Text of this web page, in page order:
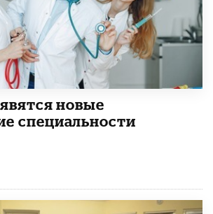
новые
специальности